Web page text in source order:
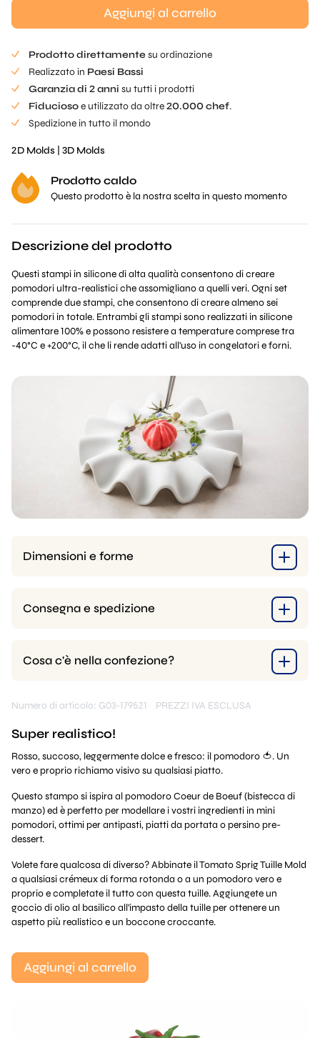
Aggiungi al carrello
Prodotto direttamentesu ordinazione
Realizzato in Paesi Bassi
Garanzia di 2 anni su tutti i prodotti
Fiduciosoe utilizzato da oltre20.000 chef.
Spedizione in tutto il mondo
2D Molds 3D Molds
Prodotto caldo
Questo prodotto è la nostra scelta in questo momento
Descrizione del prodotto
Questi stampi in silicone di alta qualità consentono di creare
pomodori ultra-realistici che assomigliano a quelli veri. Ogni set
comprende due stampi, che consentono di creare almeno sei
pomodori in totale. Entrambi gli stampi sono realizzati in silicone
alimentare 100% e possono resistere a temperature comprese tra
-40°C e +200°C, il che li rende adatti all'uso in congelatori e forni.
Dimensioni e forme
Consegna e spedizione
Cosa c'è nella confezione?
Numero di articolo: G03-179521 PREZZI IVA ESCLUSA
Super realistico!
Rosso, succoso, leggermente dolce e fresco: il pomodoro 🍅. Un
vero e proprio richiamo visivo su qualsiasi piatto.
Questo stampo si ispira al pomodoro Coeur de Boeuf (bistecca di
manzo) ed è perfetto per modellare i vostri ingredienti in mini
pomodori, ottimi per antipasti, piatti da portata o persino pre-
dessert.
Volete fare qualcosa di diverso? Abbinate il Tomato Sprig Tuille Mold
a qualsiasi crémeux di forma rotonda o a un pomodoro vero e
proprio e completate il tutto con questa tuille. Aggiungete un
goccio di olio al basilico all'impasto della tuille per ottenere un
aspetto più realistico e un boccone croccante.
Aggiungi al carrello